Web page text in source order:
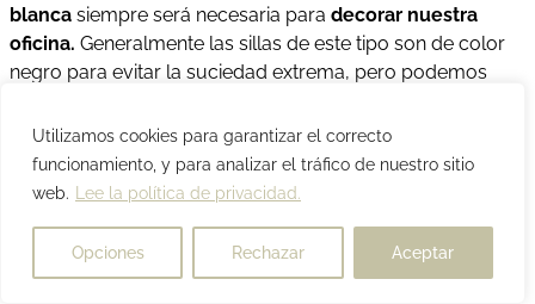
Utilizamos cookies para garantizar el correcto
funcionamiento, y para analizar el tráfico de nuestro sitio
web.
Lee la política de privacidad.
Opciones Rechazar Aceptar
blanca siempre será necesaria para decorar nuestra
oficina. Generalmente las sillas de este tipo son de color
negro para evitar la suciedad extrema, pero podemos
Lo primero que debes tomar en cuenta si quieres una
de despacho blancaen tu oficina, es que es preferible
que esté fabricada en piel o en cuero, esto facilitará la
limpieza de la silla y siempre lucirá un blanco perfecto. El
cuero tiene diferentes técnicas de limpieza que, si las